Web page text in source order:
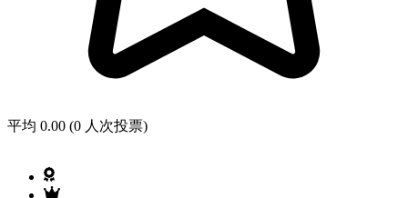
平均 0.00 (0 人次投票)